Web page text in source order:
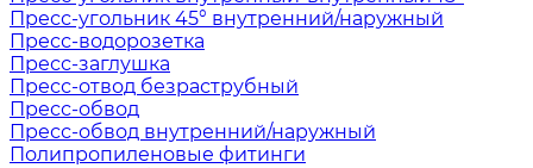
Пресс-угольник 45° внутренний/наружный
Пресс-водорозетка
Пресс-заглушка
Пресс-отвод безраструбный
Пресс-обвод
Пресс-обвод внутренний/наружный
Полипропиленовые фитинги